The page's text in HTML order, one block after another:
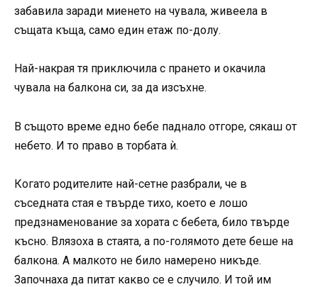
забавила заради миенето на чувала, живеела в
същата къща, само един етаж по-долу.
Най-накрая тя приключила с прането и окачила
чувала на балкона си, за да изсъхне.
В същото време едно бебе паднало отгоре, сякаш от
небето. И то право в торбата ѝ.
Когато родителите най-сетне разбрали, че в
съседната стая е твърде тихо, което е лошо
предзнаменование за хората с бебета, било твърде
късно. Влязоха в стаята, а по-голямото дете беше на
балкона. А малкото не било намерено никъде.
Започнаха да питат какво се е случило. И той им